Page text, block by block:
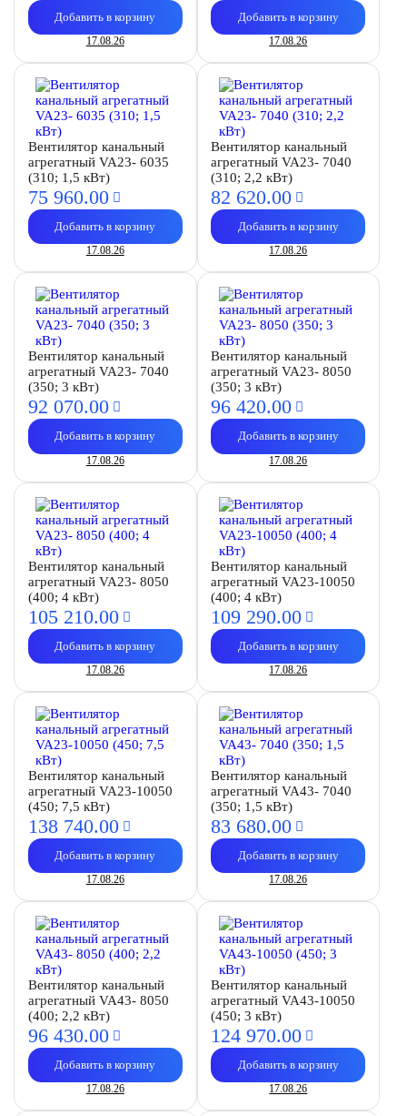
Добавить в корзину
17.08.26
Добавить в корзину
17.08.26
Вентилятор канальный
агрегатный VA23- 6035
(310; 1,5 кВт)
75 960.00
Добавить в корзину
17.08.26
Вентилятор канальный
агрегатный VA23- 7040
(310; 2,2 кВт)
82 620.00
Добавить в корзину
17.08.26
Вентилятор канальный
агрегатный VA23- 7040
(350; 3 кВт)
92 070.00
Добавить в корзину
17.08.26
Вентилятор канальный
агрегатный VA23- 8050
(350; 3 кВт)
96 420.00
Добавить в корзину
17.08.26
Вентилятор канальный
агрегатный VA23- 8050
(400; 4 кВт)
105 210.00
Добавить в корзину
17.08.26
Вентилятор канальный
агрегатный VA23-10050
(400; 4 кВт)
109 290.00
Добавить в корзину
17.08.26
Вентилятор канальный
агрегатный VA23-10050
(450; 7,5 кВт)
138 740.00
Добавить в корзину
17.08.26
Вентилятор канальный
агрегатный VA43- 7040
(350; 1,5 кВт)
83 680.00
Добавить в корзину
17.08.26
Вентилятор канальный
агрегатный VA43- 8050
(400; 2,2 кВт)
96 430.00
Добавить в корзину
17.08.26
Вентилятор канальный
агрегатный VA43-10050
(450; 3 кВт)
124 970.00
Добавить в корзину
17.08.26